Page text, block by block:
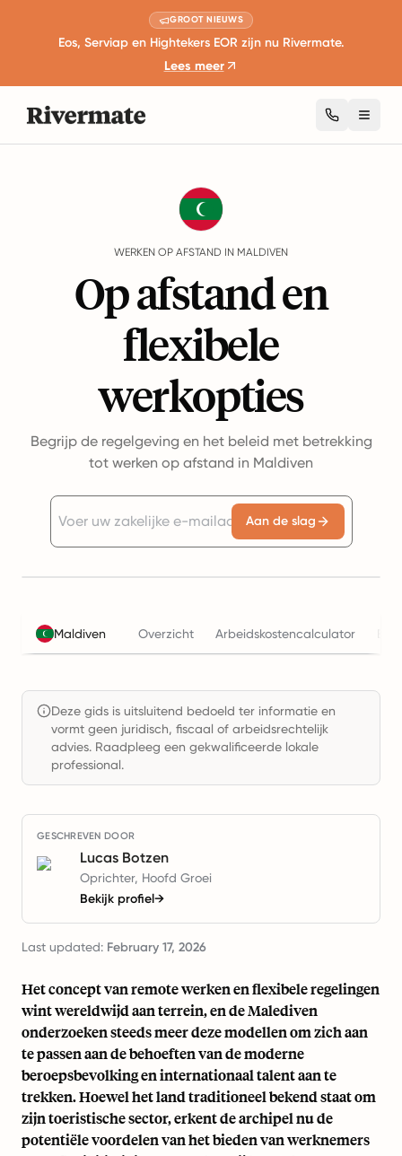
GROOT NIEUWS
Eos, Serviap en Hightekers EOR zijn nu Rivermate.
Lees meer
WERKEN OP AFSTAND IN MALDIVEN
Op afstand en
flexibele
werkopties
Begrijp de regelgeving en het beleid met betrekking
tot werken op afstand in Maldiven
Aan de slag
Maldiven Overzicht Arbeidskostencalculator
Deze gids is uitsluitend bedoeld ter informatie en
vormt geen juridisch, fiscaal of arbeidsrechtelijk
advies. Raadpleeg een gekwalificeerde lokale
professional.
GESCHREVEN DOOR
Lucas Botzen
Oprichter, Hoofd Groei
Bekijk profiel→
Last updated: February 17, 2026
Het concept van remote werken en flexibele regelingen
wint wereldwijd aan terrein, en de Malediven
onderzoeken steeds meer deze modellen om zich aan
te passen aan de behoeften van de moderne
beroepsbevolking en internationaal talent aan te
trekken. Hoewel het land traditioneel bekend staat om
zijn toeristische sector, erkent de archipel nu de
potentiële voordelen van het bieden van werknemers